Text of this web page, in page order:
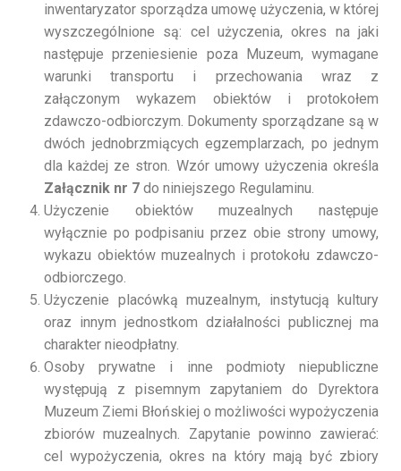
inwentaryzator sporządza umowę użyczenia, w której
wyszczególnione są: cel użyczenia, okres na jaki
następuje przeniesienie poza Muzeum, wymagane
warunki transportu i przechowania wraz z
załączonym wykazem obiektów i protokołem
zdawczo-odbiorczym. Dokumenty sporządzane są w
dwóch jednobrzmiących egzemplarzach, po jednym
dla każdej ze stron. Wzór umowy użyczenia określa
Załącznik nr 7 do niniejszego Regulaminu.
Użyczenie obiektów muzealnych następuje
wyłącznie po podpisaniu przez obie strony umowy,
wykazu obiektów muzealnych i protokołu zdawczo-
odbiorczego.
Użyczenie placówką muzealnym, instytucją kultury
oraz innym jednostkom działalności publicznej ma
charakter nieodpłatny.
Osoby prywatne i inne podmioty niepubliczne
występują z pisemnym zapytaniem do Dyrektora
Muzeum Ziemi Błońskiej o możliwości wypożyczenia
zbiorów muzealnych. Zapytanie powinno zawierać:
cel wypożyczenia, okres na który mają być zbiory